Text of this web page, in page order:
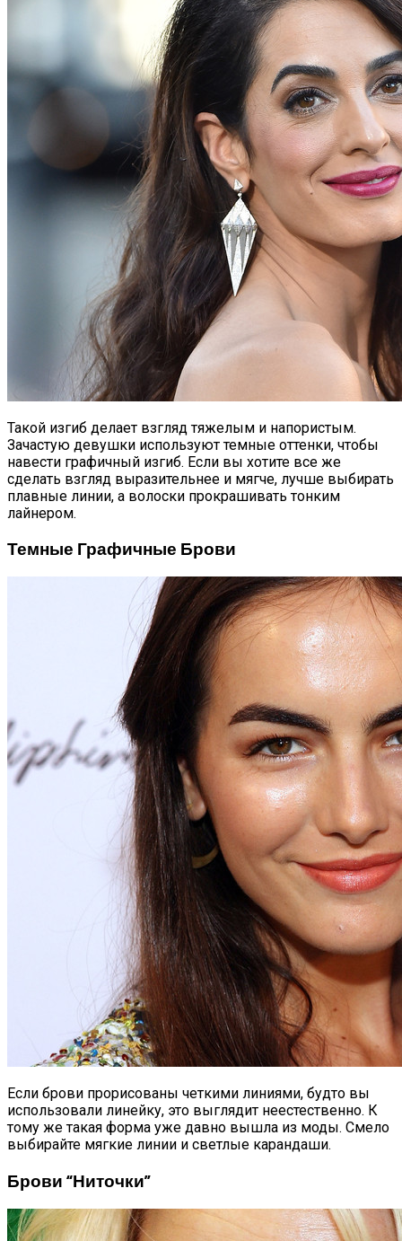
Такой изгиб делает взгляд тяжелым и напористым.
Зачастую девушки используют темные оттенки, чтобы
навести графичный изгиб. Если вы хотите все же
сделать взгляд выразительнее и мягче, лучше выбирать
плавные линии, а волоски прокрашивать тонким
лайнером.
Темные Графичные Брови
Если брови прорисованы четкими линиями, будто вы
использовали линейку, это выглядит неестественно. К
тому же такая форма уже давно вышла из моды. Смело
выбирайте мягкие линии и светлые карандаши.
Брови “ниточки”